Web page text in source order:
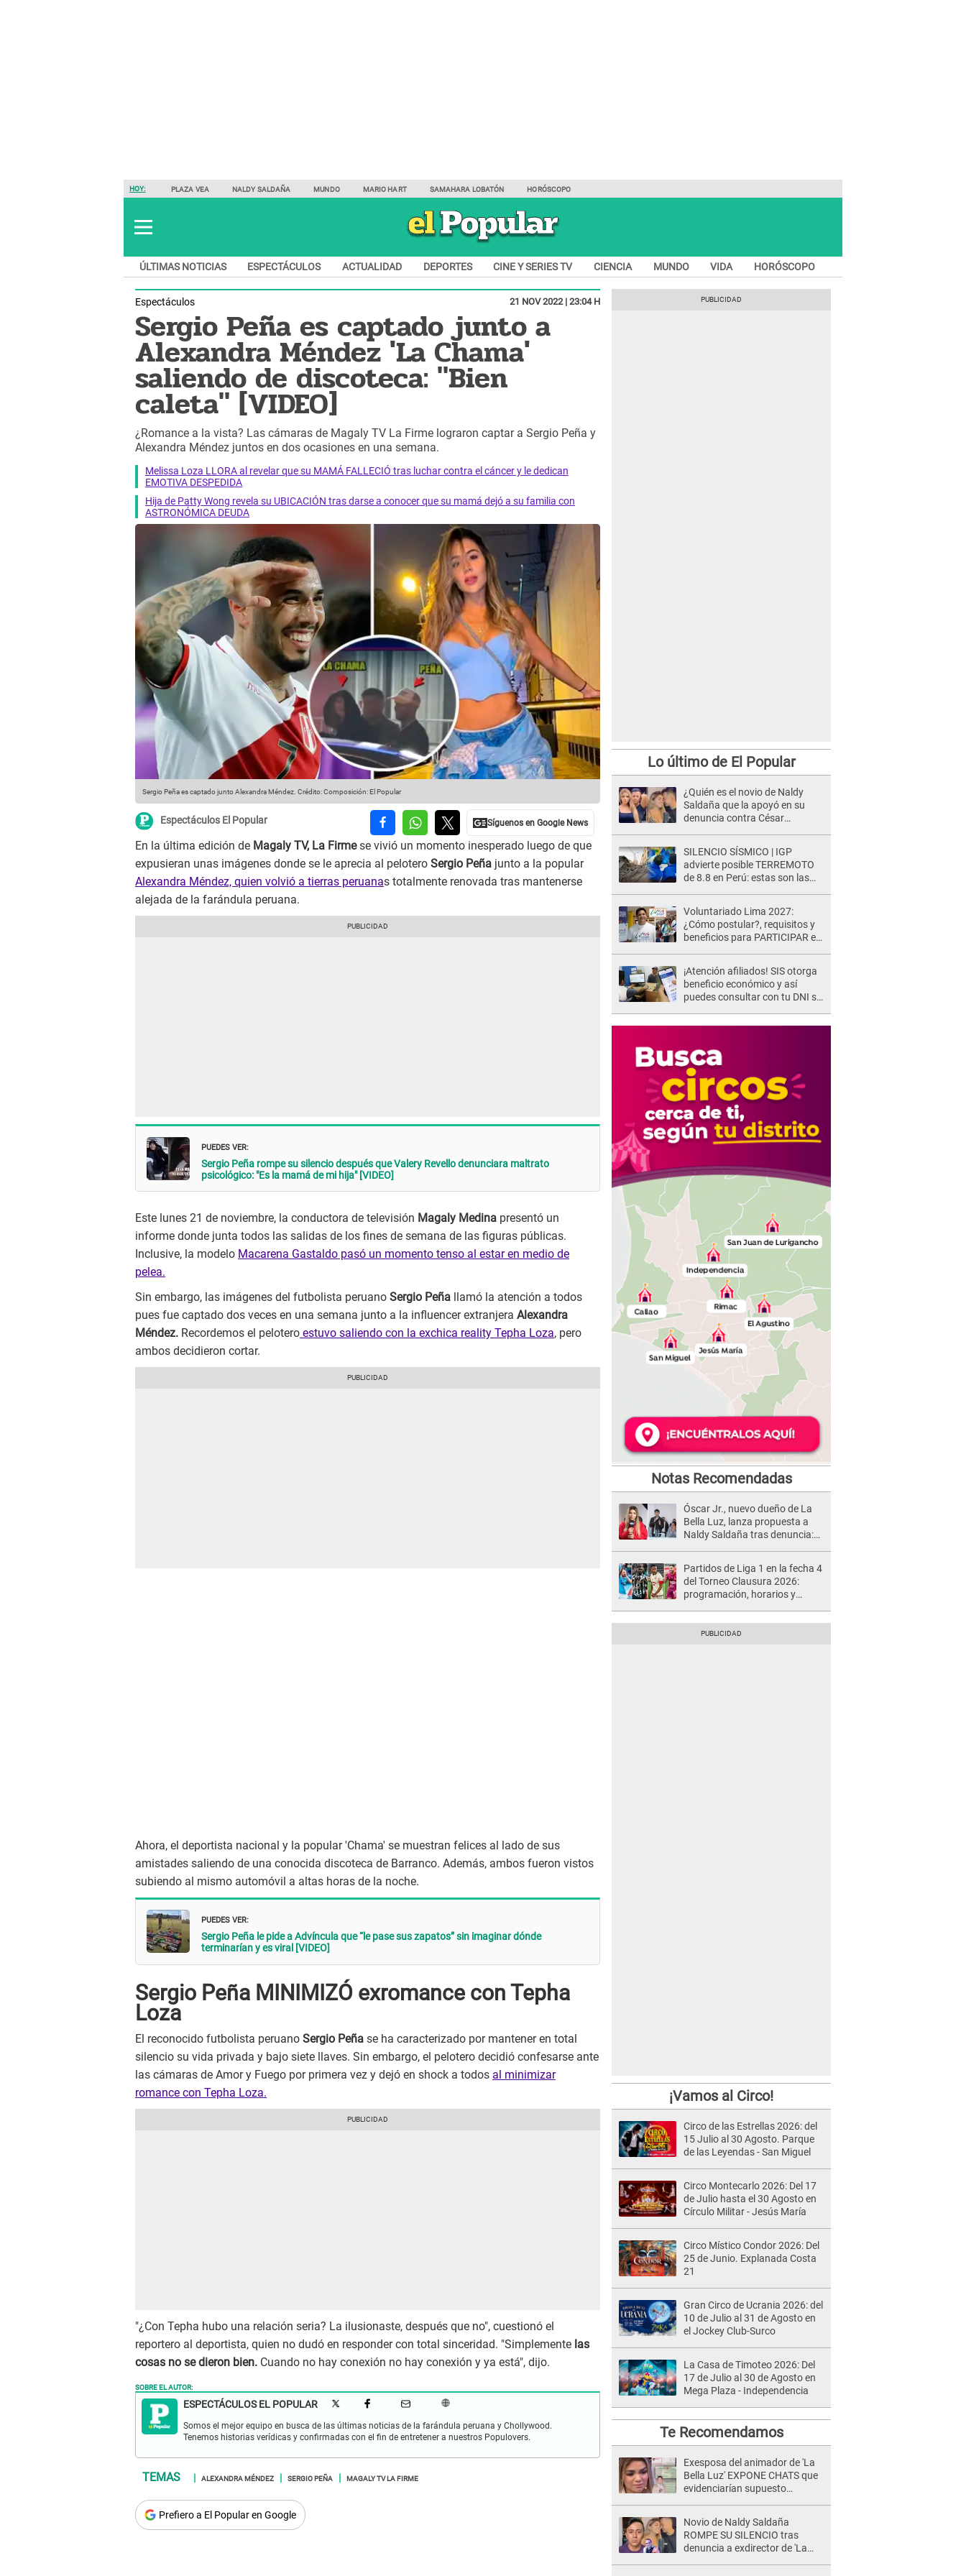
HOY: PLAZA VEA NALDY SALDAÑA MUNDO MARIO HART SAMAHARA LOBATÓN HORÓSCOPO
ÚLTIMAS NOTICIAS ESPECTÁCULOS ACTUALIDAD DEPORTES CINE Y SERIES TV CIENCIA MUNDO VIDA HORÓSCOPO
Espectáculos 21 NOV 2022 | 23:04 H
Sergio Peña es captado junto a
Alexandra Méndez 'La Chama'
saliendo de discoteca: "Bien
caleta" [VIDEO]
¿Romance a la vista? Las cámaras de Magaly TV La Firme lograron captar a Sergio Peña y
Alexandra Méndez juntos en dos ocasiones en una semana.
Melissa Loza LLORA al revelar que su MAMÁ FALLECIÓ tras luchar contra el cáncer y le dedican
EMOTIVA DESPEDIDA
Hija de Patty Wong revela su UBICACIÓN tras darse a conocer que su mamá dejó a su familia con
ASTRONÓMICA DEUDA
Sergio Peña es captado junto Alexandra Méndez. Crédito: Composición: El Popular
Espectáculos El Popular
En la última edición de Magaly TV, La Firmese vivió un momento inesperado luego de que
expusieran unas imágenes donde se le aprecia al pelotero Sergio Peña junto a la popular
Alexandra Méndez, quien volvió a tierras peruanas totalmente renovada tras mantenerse
alejada de la farándula peruana.
PUEDES VER:
Sergio Peña rompe su silencio después que Valery Revello denunciara maltrato
psicológico: "Es la mamá de mi hija" [VIDEO]
Este lunes 21 de noviembre, la conductora de televisión Magaly Medina presentó un
informe donde junta todos las salidas de los fines de semana de las figuras públicas.
Inclusive, la modelo Macarena Gastaldo pasó un momento tenso al estar en medio de
pelea.
Sin embargo, las imágenes del futbolista peruano Sergio Peña llamó la atención a todos
pues fue captado dos veces en una semana junto a la influencer extranjera Alexandra
Méndez. Recordemos el pelotero estuvo saliendo con la exchica reality Tepha Loza, pero
ambos decidieron cortar.
Ahora, el deportista nacional y la popular 'Chama' se muestran felices al lado de sus
amistades saliendo de una conocida discoteca de Barranco. Además, ambos fueron vistos
subiendo al mismo automóvil a altas horas de la noche.
PUEDES VER:
Sergio Peña le pide a Advíncula que “le pase sus zapatos” sin imaginar dónde
terminarían y es viral [VIDEO]
Sergio Peña MINIMIZÓ exromance con Tepha
Loza
El reconocido futbolista peruano Sergio Peña se ha caracterizado por mantener en total
silencio su vida privada y bajo siete llaves. Sin embargo, el pelotero decidió confesarse ante
las cámaras de Amor y Fuego por primera vez y dejó en shock a todos al minimizar
romance con Tepha Loza.
"¿Con Tepha hubo una relación seria? La ilusionaste, después que no", cuestionó el
reportero al deportista, quien no dudó en responder con total sinceridad. "Simplemente las
cosas no se dieron bien. Cuando no hay conexión no hay conexión y ya está", dijo.
SOBRE EL AUTOR:
ESPECTÁCULOS EL POPULAR
Somos el mejor equipo en busca de las últimas noticias de la farándula peruana y Chollywood.
Tenemos historias verídicas y confirmadas con el fin de entretener a nuestros Populovers.
ALEXANDRA MÉNDEZ SERGIO PEÑA MAGALY TV LA FIRME
Prefiero a El Popular en Google
Lo último de El Popular
¿Quién es el novio de Naldy
Saldaña que la apoyó en su
denuncia contra César
de 'La Bella Luz'?
SILENCIO SÍSMICO | IGP
advierte posible TERREMOTO
de 8.8 en Perú: estas son las
Voluntariado Lima 2027:
¿Cómo postular?, requisitos y
beneficios para PARTICIPAR en
¡Atención afiliados! SIS otorga
beneficio económico y así
puedes consultar con tu DNI si
Notas Recomendadas
Óscar Jr., nuevo dueño de La
Bella Luz, lanza propuesta a
Naldy Saldaña tras denuncia:
Partidos de Liga 1 en la fecha 4
del Torneo Clausura 2026:
programación, horarios y
¡Vamos al Circo!
Circo de las Estrellas 2026: del
15 Julio al 30 Agosto. Parque
de las Leyendas - San Miguel
Circo Montecarlo 2026: Del 17
de Julio hasta el 30 Agosto en
Círculo Militar - Jesús María
Circo Místico Condor 2026: Del
25 de Junio. Explanada Costa
21
Gran Circo de Ucrania 2026: del
10 de Julio al 31 de Agosto en
el Jockey Club-Surco
La Casa de Timoteo 2026: Del
17 de Julio al 30 de Agosto en
Mega Plaza - Independencia
Te Recomendamos
Exesposa del animador de 'La
Bella Luz' EXPONE CHATS que
evidenciarían supuesto
Novio de Naldy Saldaña
ROMPE SU SILENCIO tras
denuncia a exdirector de 'La